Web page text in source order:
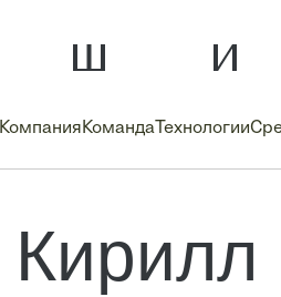
КомпанияКоманда Технологии